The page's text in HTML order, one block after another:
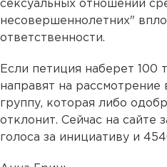
сексуальных отношений
несовершеннолетних"
ответственности.
Если петиция наберет 100
направят на
группу, которая либо
отклонит. Сейчас на сайте
голоса за инициативу и